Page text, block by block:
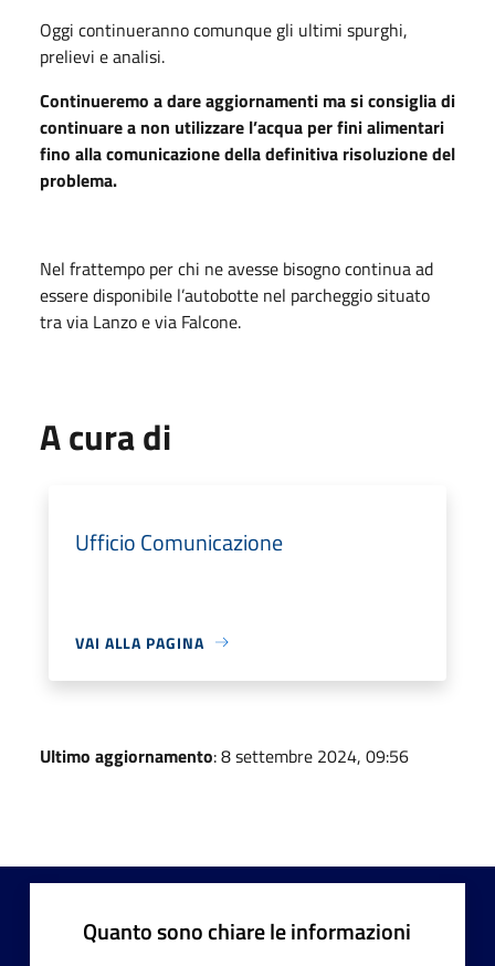
Oggi continueranno comunque gli ultimi spurghi,
prelievi e analisi.
Continueremo a dare aggiornamenti ma si consiglia di
continuare a non utilizzare l’acqua per fini alimentari
fino alla comunicazione della definitiva risoluzione del
problema.
Nel frattempo per chi ne avesse bisogno continua ad
essere disponibile l’autobotte nel parcheggio situato
tra via Lanzo e via Falcone.
A cura di
Ufficio Comunicazione
VAI ALLA PAGINA
Ultimo aggiornamento: 8 settembre 2024, 09:56
Quanto sono chiare le informazioni